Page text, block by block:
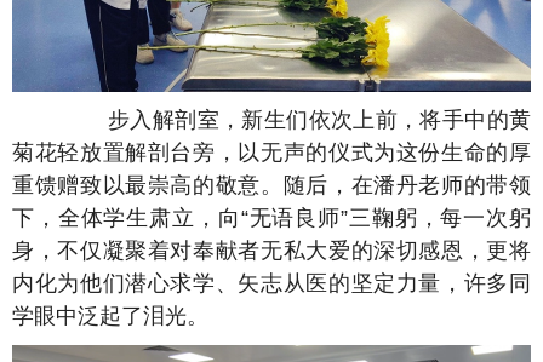
步入解剖室，新生们依次上前，将手中的黄
菊花轻放置解剖台旁，以无声的仪式为这份生命的厚
重馈赠致以最崇高的敬意。随后，在潘丹老师的带领
下，全体学生肃立，向“无语良师”三鞠躬，每一次躬
身，不仅凝聚着对奉献者无私大爱的深切感恩，更将
内化为他们潜心求学、矢志从医的坚定力量，许多同
学眼中泛起了泪光。